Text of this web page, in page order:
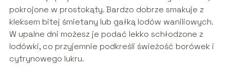
pokrojone w prostokąty. Bardzo dobrze smakuje z
kleksem bitej śmietany lub gałką lodów waniliowych.
W upalne dni możesz je podać lekko schłodzone z
lodówki, co przyjemnie podkreśli świeżość borówek i
cytrynowego lukru.